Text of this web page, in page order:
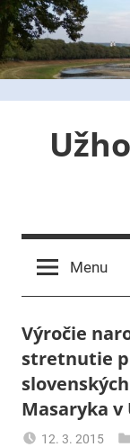
Skip
to
content
Menu
Výročie
stretnutie
Masaryka v
12. 3. 2015